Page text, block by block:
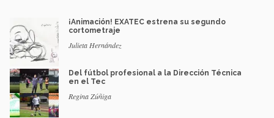
¡Animación! EXATEC estrena su segundo
cortometraje
Julieta Hernández
Del fútbol profesional a la Dirección Técnica
en el Tec
Regina Zúñiga